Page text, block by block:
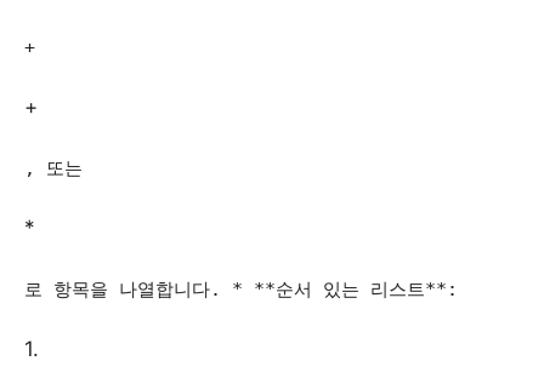
+
+
, 또는
*
로 항목을 나열합니다. * **순서 있는 리스트**:
1.